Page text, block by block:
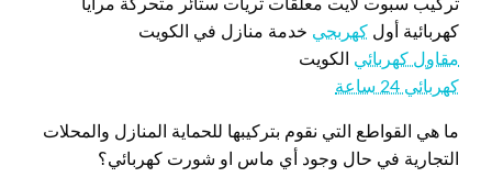
تركيب سبوت لايت معلقات ثريات ستائر متحركة مرايا
كهربائية أول كهربجي خدمة منازل في الكويت
مقاول كهربائي الكويت
كهربائي 24 ساعة
ما هي القواطع التي نقوم بتركيبها للحماية المنازل والمحلات
التجارية في حال وجود أي ماس او شورت كهربائي؟